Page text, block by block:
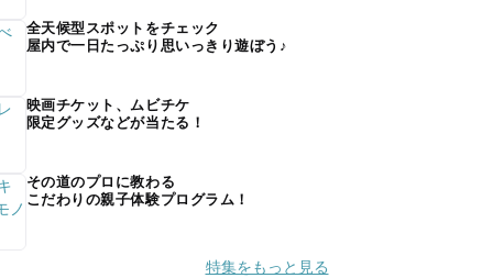
全天候型スポットをチェック
屋内で一日たっぷり思いっきり遊ぼう♪
映画チケット、ムビチケ
限定グッズなどが当たる！
その道のプロに教わる
こだわりの親子体験プログラム！
特集をもっと見る